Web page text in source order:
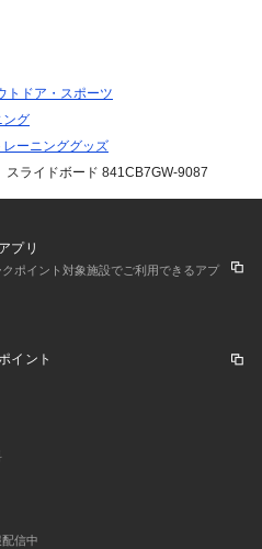
トドア・スポーツ
ング
ーニンググッズ
スライドボード 841CB7GW-9087
プリ
ポイント対象施設でご利用できるアプ
イント
信中